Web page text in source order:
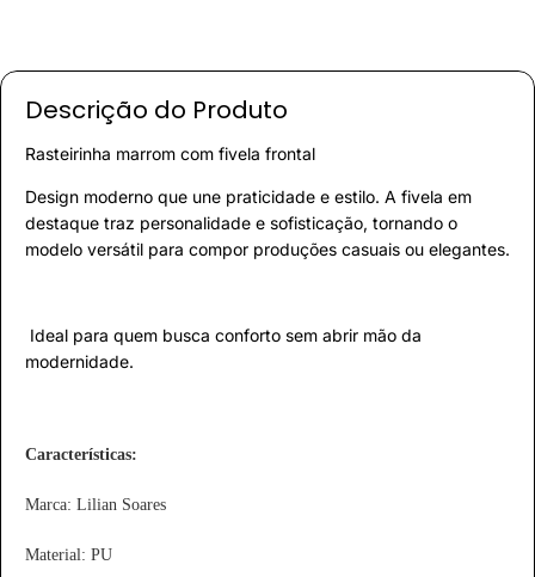
Descrição do Produto
Rasteirinha marrom com fivela frontal
Design moderno que une praticidade e estilo. A fivela em
destaque traz personalidade e sofisticação, tornando o
modelo versátil para compor produções casuais ou elegantes.
Ideal para quem busca conforto sem abrir mão da
modernidade.
Características:
Marca: Lilian Soares
Material: PU